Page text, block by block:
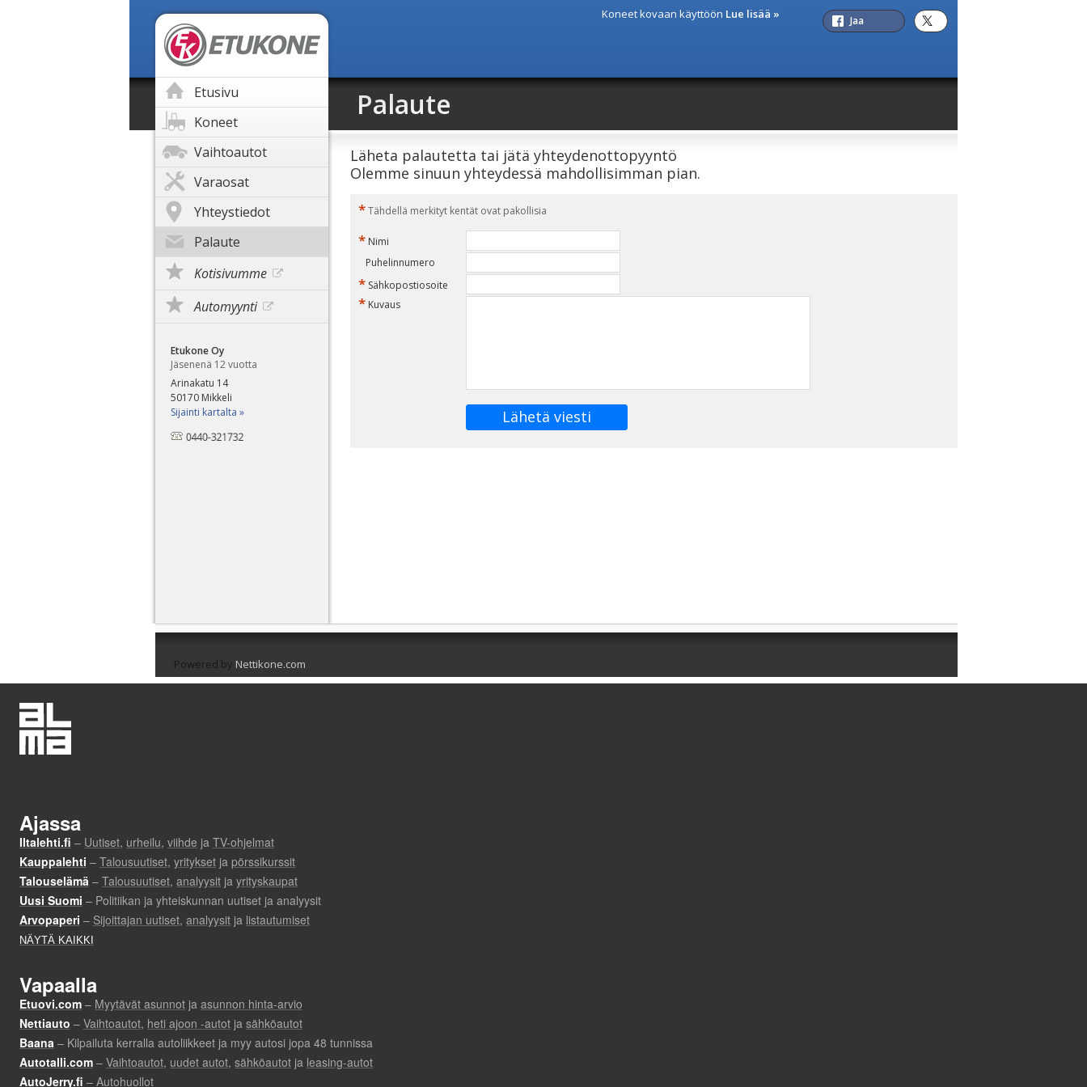
Jaa
Koneet kovaan käyttöön Lue lisää »
Palaute
Etusivu
Koneet
Vaihtoautot
Varaosat
Yhteystiedot
Palaute
Kotisivumme
Automyynti
Etukone Oy
Jäsenenä 12 vuotta
Arinakatu 14
50170 Mikkeli
Sijainti kartalta »
Läheta palautetta tai jätä yhteydenottopyyntö
Olemme sinuun yhteydessä mahdollisimman pian.
*Tähdellä merkityt kentät ovat pakollisia
* Nimi
Puhelinnumero
* Sähkopostiosoite
* Kuvaus
Powered by Nettikone.com